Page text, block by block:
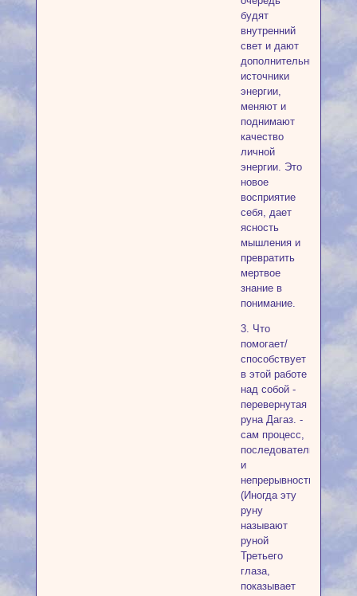
будят
внутренний
свет и дают
дополнительные
источники
энергии,
меняют и
поднимают
качество
личной
энергии. Это
новое
восприятие
себя, дает
ясность
мышления и
превратить
мертвое
знание в
понимание.
3. Что
помогает/
способствует
в этой работе
над собой -
перевернутая
руна Дагаз. -
сам процесс,
последовательность
и
непрерывность.
(Иногда эту
руну
называют
руной
Третьего
глаза,
показывает